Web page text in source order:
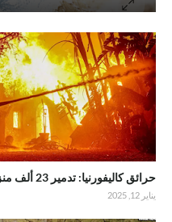
حرائق كاليفورنيا: تدمير 23 ألف منزل وتحذيرات لمناطق أخرى بالإخلاء
يناير 12, 2025